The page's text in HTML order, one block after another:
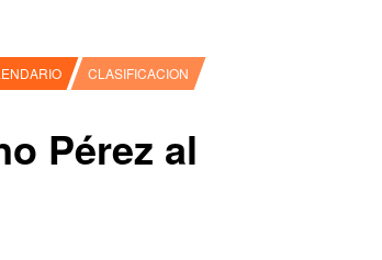
CLASIFICACION
Pérez al